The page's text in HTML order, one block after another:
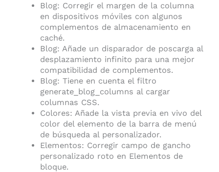
Blog: Corregir el margen de la columna
en dispositivos móviles con algunos
complementos de almacenamiento en
caché.
Blog: Añade un disparador de poscarga al
desplazamiento infinito para una mejor
compatibilidad de complementos.
Blog: Tiene en cuenta el filtro
generate_blog_columns al cargar
columnas CSS.
Colores: Añade la vista previa en vivo del
color del elemento de la barra de menú
de búsqueda al personalizador.
Elementos: Corregir campo de gancho
personalizado roto en Elementos de
bloque.